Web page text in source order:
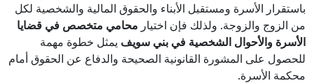
باستقرار الأسرة ومستقبل الأبناء والحقوق المالية والشخصية لكل
من الزوج والزوجة. ولذلك فإن اختيار محامي متخصص في قضايا
الأسرة والأحوال الشخصية في بني سويف يمثل خطوة مهمة
للحصول على المشورة القانونية الصحيحة والدفاع عن الحقوق أمام
محكمة الأسرة.